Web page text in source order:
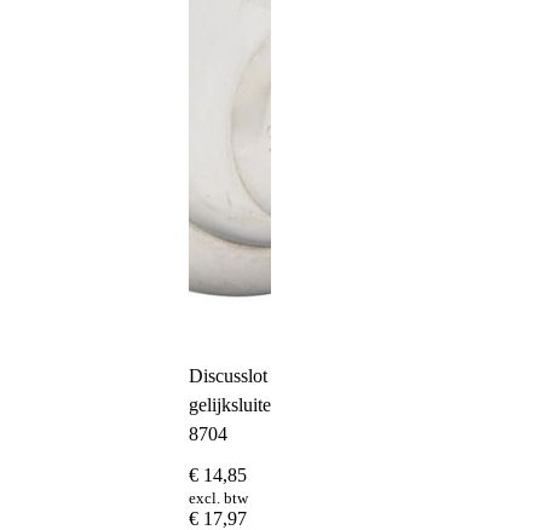
Discusslot
gelijksluitend
8704
€ 14,85
excl. btw
€ 17,97